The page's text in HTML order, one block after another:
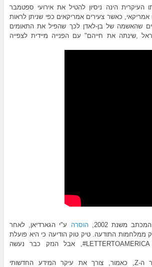
הינה ניסיון להטיל את אירועי ספטמבר
אמריקאי, כאשר צעירים אמריקאים כפי שניתן לראות
שהאשמה של בן-לאדן לכך שהפיל את התאומים
,שינתה את חייהם" עם הפנייה מיידית לצפייה
משנת 2002, הוסרה ע"י הגארדיאן, לאחר
ממלחמות התודעה. טיק טוק הודיעה כי היא פועלת
את ההאשטג LETTERֹTOAMERICA#, אבל הנזק כבר נעשה
בהנתן העובדה כי דור ה-Z, כאמור, צורך את עיקר המידע החדשותי